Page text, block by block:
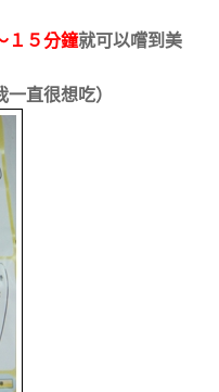
１５分鐘就可以嚐到美
直很想吃）